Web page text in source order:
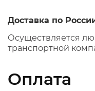
Доставка по
Осуществляется
транспортной
Оплата